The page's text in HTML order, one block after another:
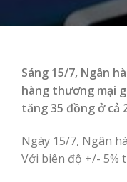
Sáng 15/7, Ngân
hàng thương mại
tăng 35 đồng ở cả
Ngày 15/7, Ngân
Với biên độ +/- 5%